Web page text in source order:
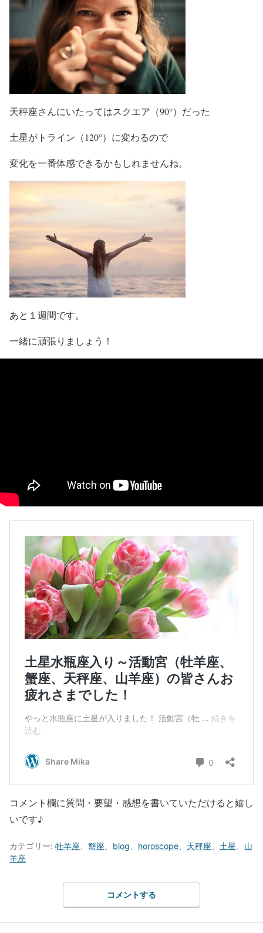
天秤座さんにいたってはスクエア（90°）だった
土星がトライン（120°）に変わるので
変化を一番体感できるかもしれませんね。
あと１週間です。
一緒に頑張りましょう！
コメント欄に質問・要望・感想を書いていただけると嬉し
いです♪
カテゴリー: 牡羊座 蟹座 blog horoscope 天秤座 土星
山
羊座
コメントする